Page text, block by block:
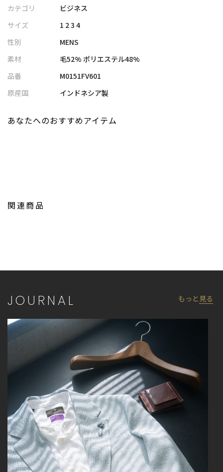
も◎。
入学式/卒業式/成人式/同窓会/披露宴/パーティー/会食といった華
やかな場面や、授業参観/演奏会/式典といったフォーマルな場面、
用いただけます。
サイズ：03（L）
個体差が生じる場合がございます。
カテゴリ
ビジネス
サイズ
1 2 3 4
性別
MENS
素材
毛52% ポリエステル48%
品番
M0151FV601
原産国
インドネシア製
関連商品
あなたへのおすすめアイテム
JOURNAL もっと 見る